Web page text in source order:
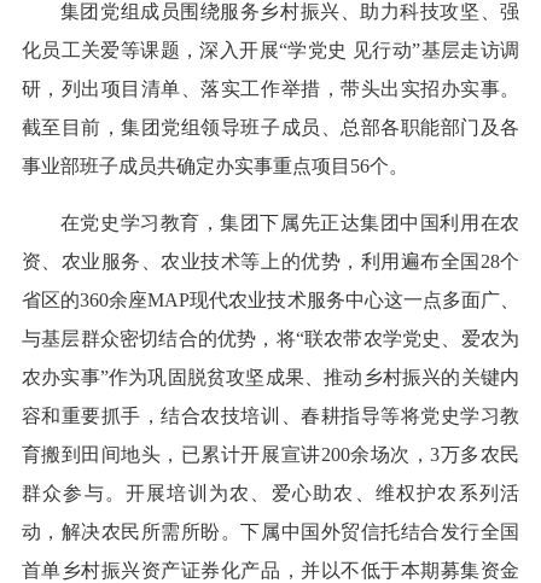
集团党组成员围绕服务乡村振兴、助力科技攻坚、强
化员工关爱等课题，深入开展“学党史 见行动”基层走访调
研，列出项目清单、落实工作举措，带头出实招办实事。
截至目前，集团党组领导班子成员、总部各职能部门及各
事业部班子成员共确定办实事重点项目56个。
在党史学习教育，集团下属先正达集团中国利用在农
资、农业服务、农业技术等上的优势，利用遍布全国28个
省区的360余座MAP现代农业技术服务中心这一点多面广、
与基层群众密切结合的优势，将“联农带农学党史、爱农为
农办实事”作为巩固脱贫攻坚成果、推动乡村振兴的关键内
容和重要抓手，结合农技培训、春耕指导等将党史学习教
育搬到田间地头，已累计开展宣讲200余场次，3万多农民
群众参与。开展培训为农、爱心助农、维权护农系列活
动，解决农民所需所盼。下属中国外贸信托结合发行全国
首单乡村振兴资产证券化产品，并以不低于本期募集资金